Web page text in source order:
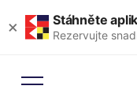
× Stáhněte
Rezervujte